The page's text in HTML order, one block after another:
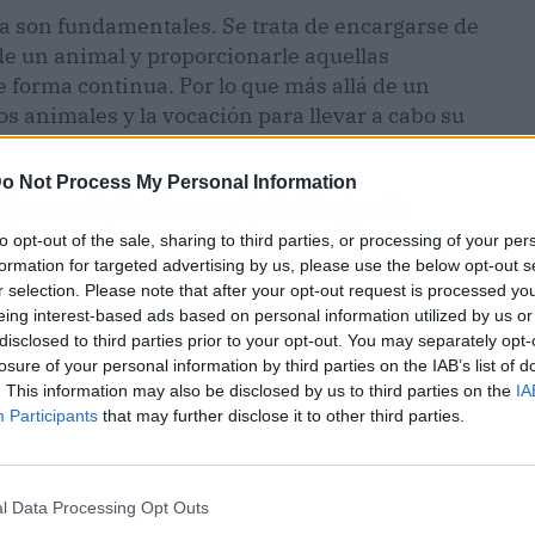
Not Process My Personal Information
opt-out of the sale, sharing to third parties, or processing of your
for targeted advertising by us, please use the below opt-out
selection. Please note that after your opt-out request is processed
interest-based ads based on personal information utilized by us
to third parties prior to your opt-out. You may separately
of your personal information by third parties on the IAB’s list of
This information may also be disclosed by us to third parties on the
Participants that may further disclose it to other third parties.
Data Processing Opt Outs
son fundamentales. Se trata de encargarse de
un animal y proporcionarle aquellas
continua. Por lo que más allá de un
animales y la vocación para llevar a cabo su
razas de perro caniche toy, shih tzu y
el bienestar de este tipo de animales,
necesario para garantizar la